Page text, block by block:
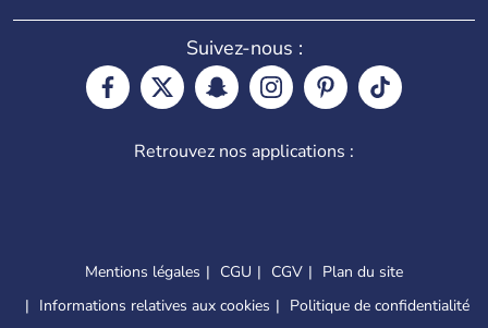
Suivez-nous :
Retrouvez nos applications :
Mentions légales CGU CGV
Plan du site
Informations relatives aux cookies
Politique de confidentialité